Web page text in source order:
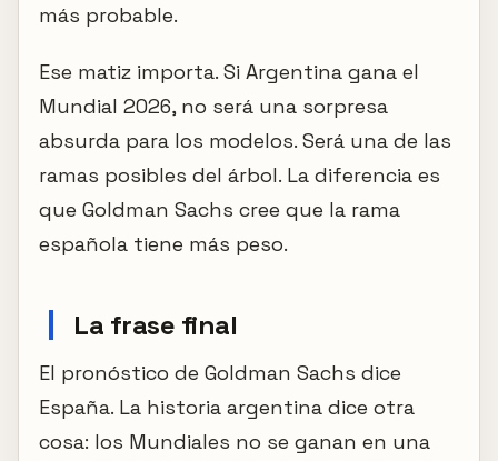
más probable.
Ese matiz importa. Si Argentina gana el
Mundial 2026, no será una sorpresa
absurda para los modelos. Será una de las
ramas posibles del árbol. La diferencia es
que Goldman Sachs cree que la rama
española tiene más peso.
La frase final
El pronóstico de Goldman Sachs dice
España. La historia argentina dice otra
cosa: los Mundiales no se ganan en una